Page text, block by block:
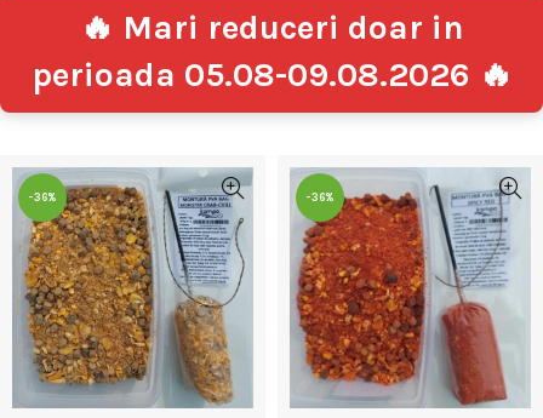
🔥 Mari reduceri doar in
perioada 05.08-09.08.2026 🔥
-36% -36%